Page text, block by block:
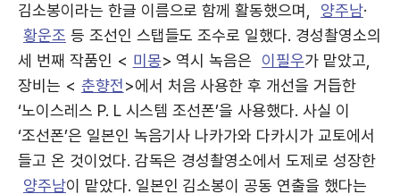
김소봉이라는 한글 이름으로 함께 활동했으며,
양주남·
황운조 등 조선인 스탭들도 조수로 일했다. 경성촬영소의
세 번째 작품인 < 미몽> 역시 녹음은 이필우가 맡았고,
장비는 < 춘향전>에서 처음 사용한 후 개선을 거듭한
‘노이스레스 P. L 시스템 조선폰’을 사용했다. 사실 이
‘조선폰’은 일본인 녹음기사 나카가와 다카시가 교토에서
들고 온 것이었다. 감독은 경성촬영소에서 도제로 성장한
양주남이 맡았다. 일본인 김소봉이 공동 연출을 했다는